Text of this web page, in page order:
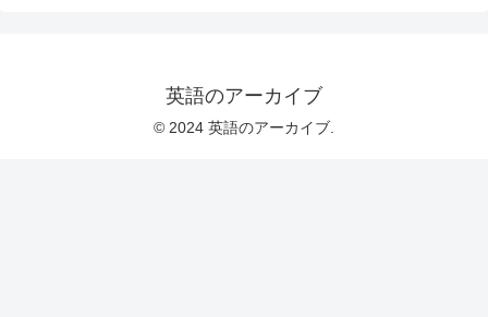
英語のアーカイブ
© 2024 英語のアーカイブ.